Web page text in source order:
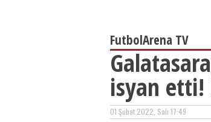
FutbolArena TV
isyan etti!
01 Şubat 2022, Salı 17:49